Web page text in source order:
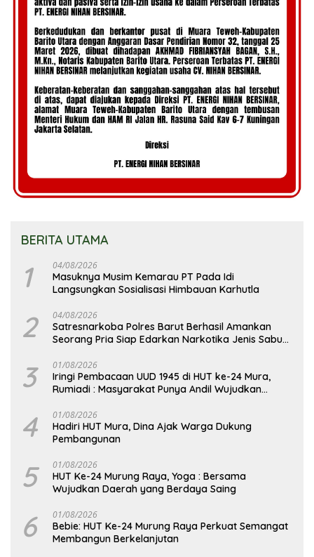
BERITA UTAMA
1 04/08/2026
Masuknya Musim Kemarau PT Pada Idi
Langsungkan Sosialisasi Himbauan Karhutla
2 04/08/2026
Satresnarkoba Polres Barut Berhasil Amankan
Seorang Pria Siap Edarkan Narkotika Jenis Sabu
3 01/08/2026
Iringi Pembacaan UUD 1945 di HUT ke-24 Mura,
Rumiadi : Masyarakat Punya Andil Wujudkan
4 01/08/2026
Hadiri HUT Mura, Dina Ajak Warga Dukung
Pembangunan
5 01/08/2026
HUT Ke-24 Murung Raya, Yoga : Bersama
Wujudkan Daerah yang Berdaya Saing
6 01/08/2026
Bebie: HUT Ke-24 Murung Raya Perkuat Semangat
Membangun Berkelanjutan